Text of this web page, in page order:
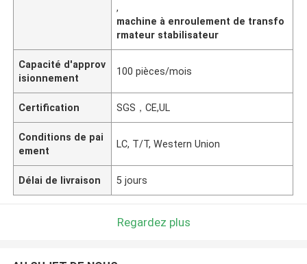
,
machine à enroulement de transfo
rmateur stabilisateur
Capacité d'approv
isionnement
100 pièces/mois
Certification SGS，CE,UL
Conditions de pai
ement
LC, T/T, Western Union
Délai de livraison 5 jours
Regardez plus